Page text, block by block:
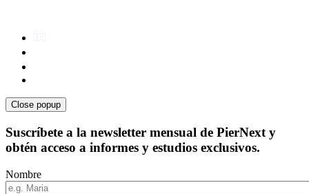
Close popup
Suscríbete a la newsletter mensual de PierNext y
obtén acceso a informes y estudios exclusivos.
Nombre